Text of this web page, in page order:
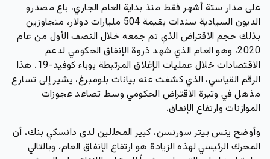
على مدار ستة أشهر فقط منذ بداية العام الجاري، باع مصدرو
الديون السيادية سندات بقيمة 504 مليارات دولار، متجاوزين
بذلك حجم الاقتراض الذي تم جمعه خلال النصف الأول من عام
2020، وهو العام الذي شهد ذروة الإنفاق الحكومي لدعم
الاقتصادات خلال عمليات الإغلاق المرتبطة بوباء كوفيد-19.
هذا
الرقم القياسي، الذي كشفت عنه بيانات بلومبرغ، يشير إلى تسارع
مذهل في وتيرة الاقتراض الحكومي وسط تصاعد عجوزات
الموازنات وارتفاع الإنفاق.
وأوضح ينس بيتر سورنسن، كبير المحللين لدى دانسكي بنك، أن
المحرك الرئيسي لهذه الزيادة هو ارتفاع الإنفاق العام، وبالتالي